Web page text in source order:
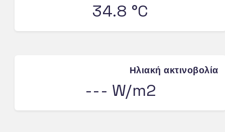
34.8 °C
Ηλιακή ακτινοβολία
--- W/m2